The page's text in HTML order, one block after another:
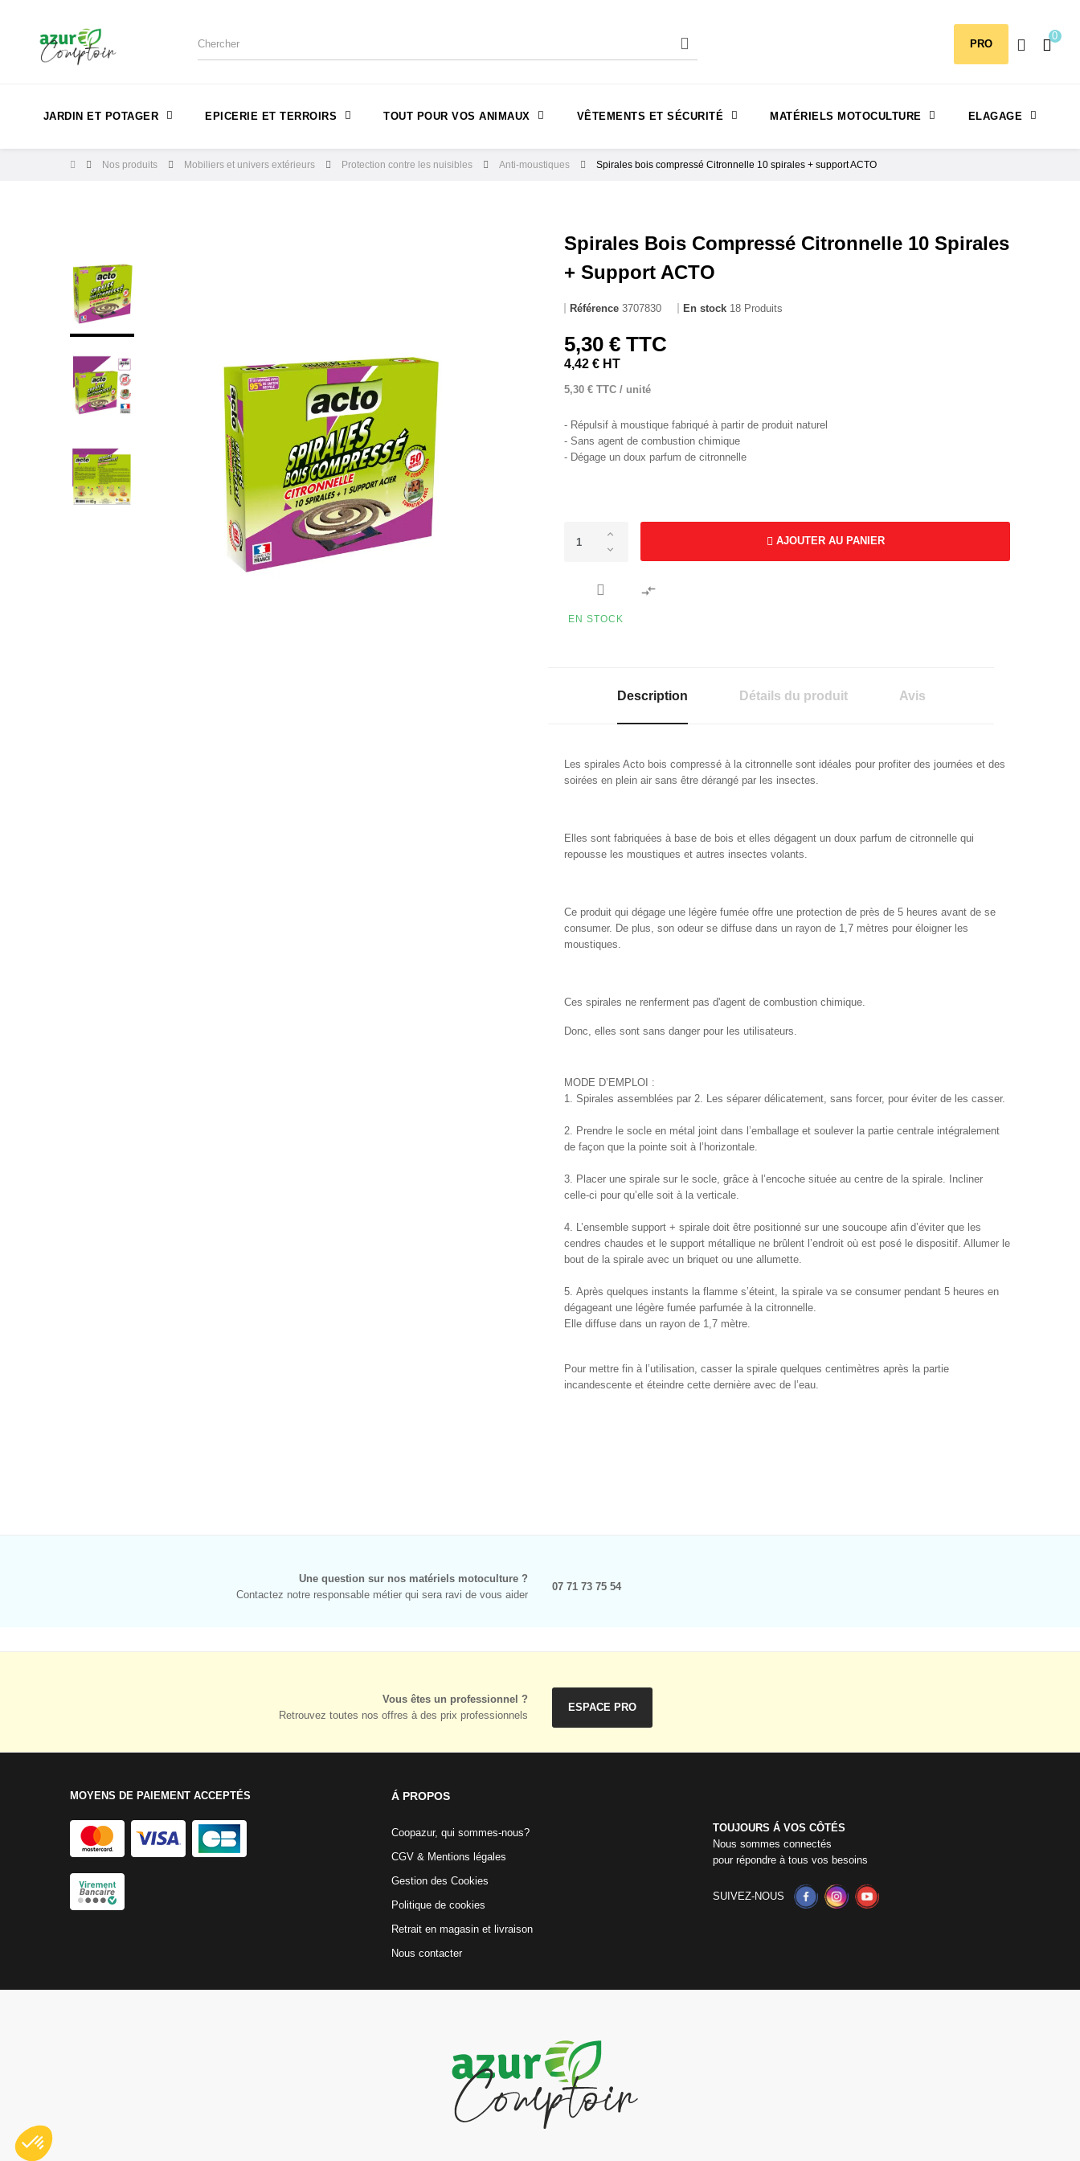
PRO
0
JARDIN ET POTAGER EPICERIE ET TERROIRS TOUT POUR VOS ANIMAUX VÊTEMENTS ET SÉCURITÉ MATÉRIELS MOTOCULTURE ELAGAGE
Nos produits Mobiliers et univers extérieurs Protection contre les nuisibles Anti-moustiques Spirales bois compressé Citronnelle 10 spirales + support ACTO
Spirales Bois Compressé Citronnelle 10 Spirales
+ Support ACTO
Référence 3707830 En stock 18 Produits
5,30 € TTC
4,42 € HT
5,30 € TTC / unité
- Répulsif à moustique fabriqué à partir de produit naturel
- Sans agent de combustion chimique
- Dégage un doux parfum de citronnelle
AJOUTER AU PANIER

EN STOCK
Description Détails du produit Avis
Les spirales Acto bois compressé à la citronnelle sont idéales pour profiter des journées et des
soirées en plein air sans être dérangé par les insectes.
Elles sont fabriquées à base de bois et elles dégagent un doux parfum de citronnelle qui
repousse les moustiques et autres insectes volants.
Ce produit qui dégage une légère fumée offre une protection de près de 5 heures avant de se
consumer. De plus, son odeur se diffuse dans un rayon de 1,7 mètres pour éloigner les
moustiques.
Ces spirales ne renferment pas d'agent de combustion chimique.
Donc, elles sont sans danger pour les utilisateurs.
MODE D’EMPLOI :
1. Spirales assemblées par 2. Les séparer délicatement, sans forcer, pour éviter de les casser.
2. Prendre le socle en métal joint dans l’emballage et soulever la partie centrale intégralement
de façon que la pointe soit à l’horizontale.
3. Placer une spirale sur le socle, grâce à l’encoche située au centre de la spirale. Incliner
celle-ci pour qu’elle soit à la verticale.
4. L’ensemble support + spirale doit être positionné sur une soucoupe afin d’éviter que les
cendres chaudes et le support métallique ne brûlent l’endroit où est posé le dispositif. Allumer le
bout de la spirale avec un briquet ou une allumette.
5. Après quelques instants la flamme s’éteint, la spirale va se consumer pendant 5 heures en
dégageant une légère fumée parfumée à la citronnelle.
Elle diffuse dans un rayon de 1,7 mètre.
Pour mettre fin à l’utilisation, casser la spirale quelques centimètres après la partie
incandescente et éteindre cette dernière avec de l’eau.
Une question sur nos matériels motoculture ?
Contactez notre responsable métier qui sera ravi de vous aider
07 71 73 75 54
Vous êtes un professionnel ?
Retrouvez toutes nos offres à des prix professionnels
ESPACE PRO
MOYENS DE PAIEMENT ACCEPTÉS Á PROPOS
Coopazur, qui sommes-nous?
CGV & Mentions légales
Gestion des Cookies
Politique de cookies
Retrait en magasin et livraison
Nous contacter
TOUJOURS Á VOS CÔTÉS
Nous sommes connectés
pour répondre à tous vos besoins
SUIVEZ-NOUS